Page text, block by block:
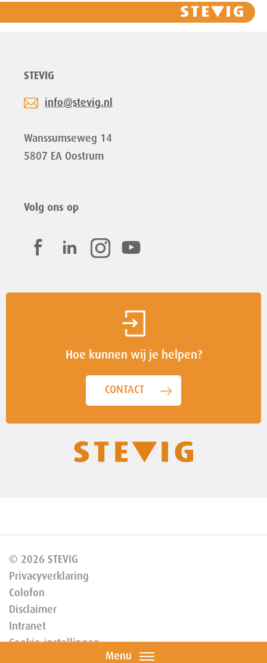
STEVIG
info@stevig.nl
Wanssumseweg 14
5807 EA Oostrum
Volg ons op
Hoe kunnen wij je helpen?
CONTACT
© 2026 STEVIG
Privacyverklaring
Colofon
Disclaimer
Intranet
Cookie-instellingen
Menu